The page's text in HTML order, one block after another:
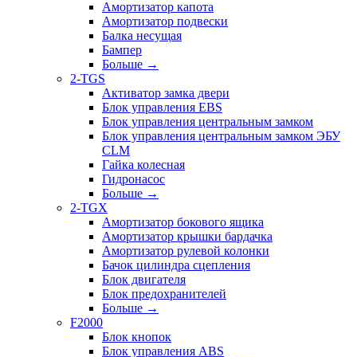
Амортизатор капота
Амортизатор подвески
Балка несущая
Бампер
Больше →
2-TGS
Активатор замка двери
Блок управления EBS
Блок управления центральным замком
Блок управления центральным замком ЭБУ
CLM
Гайка колесная
Гидронасос
Больше →
2-TGX
Амортизатор бокового ящика
Амортизатор крышки бардачка
Амортизатор рулевой колонки
Бачок цилиндра сцепления
Блок двигателя
Блок предохранителей
Больше →
F2000
Блок кнопок
Блок управления ABS